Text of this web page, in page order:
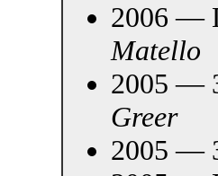
2006 —
Matello
2005 —
Greer
2005 —